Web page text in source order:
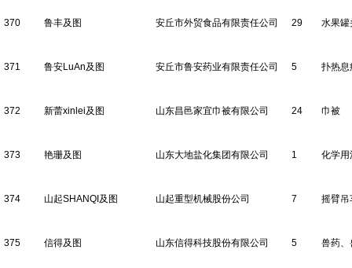
370 鲁丰及图 安丘市外贸食品有限责任公司 29 水果罐
371 鲁安LuAn及图 安丘市鲁安药业有限责任公司 5 扑热息
372 新蕾xinlei及图 山东昌邑家宜巾被有限公司 24 巾被
373 艳珊及图 山东大地盐化集团有限公司 1 化学用
374 山起SHANQI及图 山起重型机械股份公司 7 摇臂吊
375 信得及图 山东信得科技股份有限公司 5 兽药、